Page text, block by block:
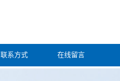
联系方式 在线留言